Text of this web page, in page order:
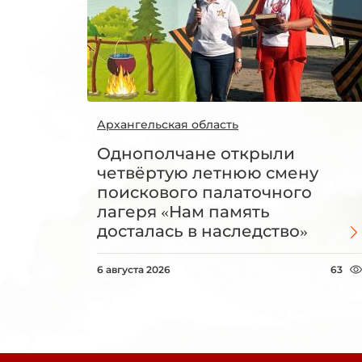
Архангельская область
Однополчане открыли
четвёртую летнюю смену
поискового палаточного
лагеря «Нам память
досталась в наследство»
6 августа 2026 63